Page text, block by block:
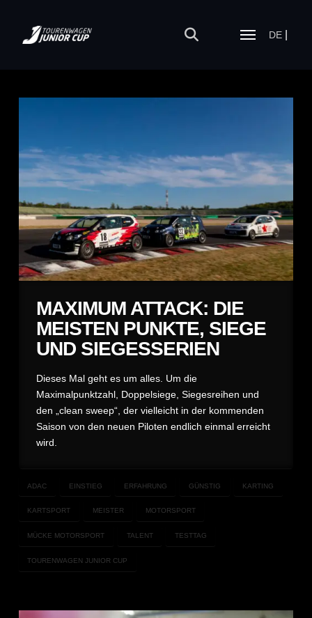
DE
MAXIMUM ATTACK: DIE
MEISTEN PUNKTE, SIEGE
UND SIEGESSERIEN
Dieses Mal geht es um alles. Um die
Maximalpunktzahl, Doppelsiege, Siegesreihen und
den „clean sweep“, der vielleicht in der kommenden
Saison von den neuen Piloten endlich einmal erreicht
wird.
ADAC EINSTIEG ERFAHRUNG GÜNSTIG KARTING
KARTSPORT MEISTER MOTORSPORT
MÜCKE MOTORSPORT TALENT TESTTAG
TOURENWAGEN JUNIOR CUP